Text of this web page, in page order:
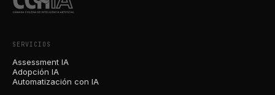
SERVICIOS
Assessment IA
Adopción IA
Automatización con IA